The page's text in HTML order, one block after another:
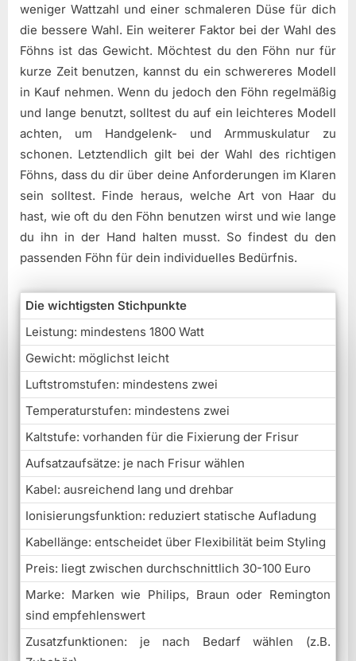
weniger Wattzahl und einer schmaleren Düse für dich
die bessere Wahl. Ein weiterer Faktor bei der Wahl des
Föhns ist das Gewicht. Möchtest du den Föhn nur für
kurze Zeit benutzen, kannst du ein schwereres Modell
in Kauf nehmen. Wenn du jedoch den Föhn regelmäßig
und lange benutzt, solltest du auf ein leichteres Modell
achten, um Handgelenk- und Armmuskulatur zu
schonen. Letztendlich gilt bei der Wahl des richtigen
Föhns, dass du dir über deine Anforderungen im Klaren
sein solltest. Finde heraus, welche Art von Haar du
hast, wie oft du den Föhn benutzen wirst und wie lange
du ihn in der Hand halten musst. So findest du den
passenden Föhn für dein individuelles Bedürfnis.
Die wichtigsten Stichpunkte
Leistung: mindestens 1800 Watt
Gewicht: möglichst leicht
Luftstromstufen: mindestens zwei
Temperaturstufen: mindestens zwei
Kaltstufe: vorhanden für die Fixierung der Frisur
Aufsatzaufsätze: je nach Frisur wählen
Kabel: ausreichend lang und drehbar
Ionisierungsfunktion: reduziert statische Aufladung
Kabellänge: entscheidet über Flexibilität beim Styling
Preis: liegt zwischen durchschnittlich 30-100 Euro
Marke: Marken wie Philips, Braun oder Remington
sind empfehlenswert
Zusatzfunktionen: je nach Bedarf wählen (z.B.